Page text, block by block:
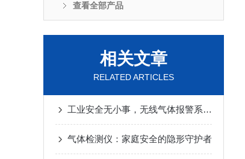
查看全部产品
相关文章
RELATED ARTICLES
工业安全无小事，无线气体报警系统全天候护航
气体检测仪：家庭安全的隐形守护者